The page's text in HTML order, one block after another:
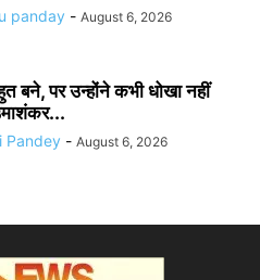
panday - August 6, 2026
बने, पर उन्होंने कभी धोखा नहीं
Pandey - August 6, 2026